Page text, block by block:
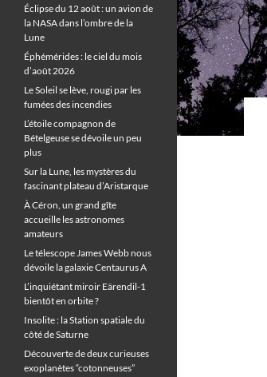
Éclipse du 12 août : un avion de
la NASA dans l’ombre de la
Lune
Éphémérides : le ciel du mois
d’août 2026
Le Soleil se lève, rougi par les
fumées des incendies
L’étoile compagnon de
Bételgeuse se dévoile un peu
plus
Sur la Lune, les mystères du
fascinant plateau d’Aristarque
À Céron, un grand gîte
accueille les astronomes
amateurs
Le télescope James Webb nous
dévoile la galaxie Centaurus A
L’inquiétant miroir Eärendil-1
bientôt en orbite ?
Insolite : la Station spatiale du
côté de Saturne
Découverte de deux curieuses
exoplanètes “cotonneuses”